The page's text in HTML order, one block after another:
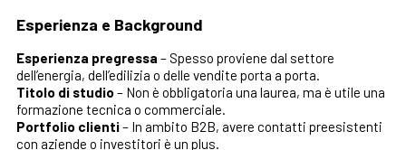
Esperienza e Background
Esperienza pregressa – Spesso proviene dal settore
dell’energia, dell’edilizia o delle vendite porta a porta.
Titolo di studio – Non è obbligatoria una laurea, ma è utile una
formazione tecnica o commerciale.
Portfolio clienti– In ambito B2B, avere contatti preesistenti
con aziende o investitori è un plus.